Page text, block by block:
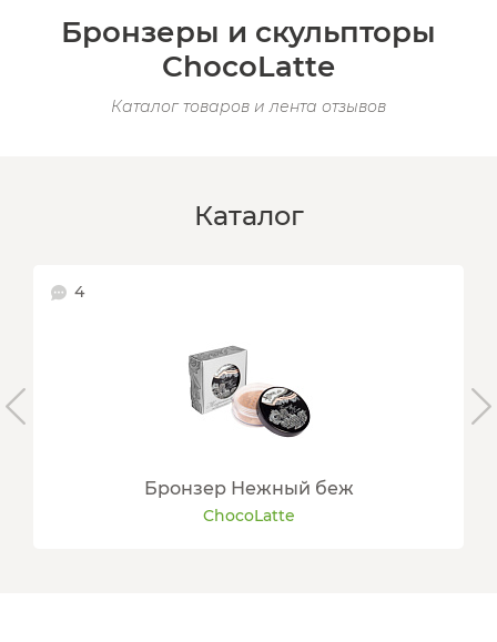
Бронзеры и скульпторы
ChocoLatte
Каталог товаров и лента отзывов
Каталог
4
Бронзер Нежный беж
ChocoLatte